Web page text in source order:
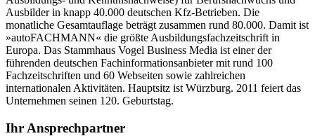
Ausbilder in knapp 40.000 deutschen Kfz-Betrieben. Die
monatliche Gesamtauflage beträgt zusammen rund 80.000. Damit ist
»autoFACHMANN« die größte Ausbildungsfachzeitschrift in
Europa. Das Stammhaus Vogel Business Media ist einer der
führenden deutschen Fachinformationsanbieter mit rund 100
Fachzeitschriften und 60 Webseiten sowie zahlreichen
internationalen Aktivitäten. Hauptsitz ist Würzburg. 2011 feiert das
Unternehmen seinen 120. Geburtstag.
Ihr Ansprechpartner